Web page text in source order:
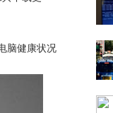
脑健康状况